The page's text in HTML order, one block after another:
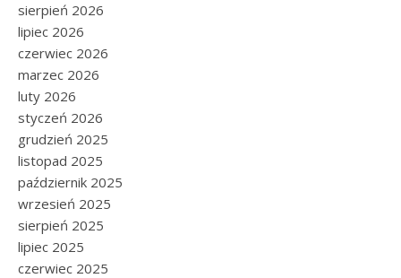
sierpień 2026
lipiec 2026
czerwiec 2026
marzec 2026
luty 2026
styczeń 2026
grudzień 2025
listopad 2025
październik 2025
wrzesień 2025
sierpień 2025
lipiec 2025
czerwiec 2025